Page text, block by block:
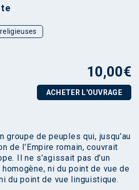
10,00€
ACHETER L'OUVRAGE
groupe de peuples qui, jusqu’au
de l’Empire romain, couvrait
Il ne s’agissait pas d’un
ni du point de vue de
du point de vue linguistique.